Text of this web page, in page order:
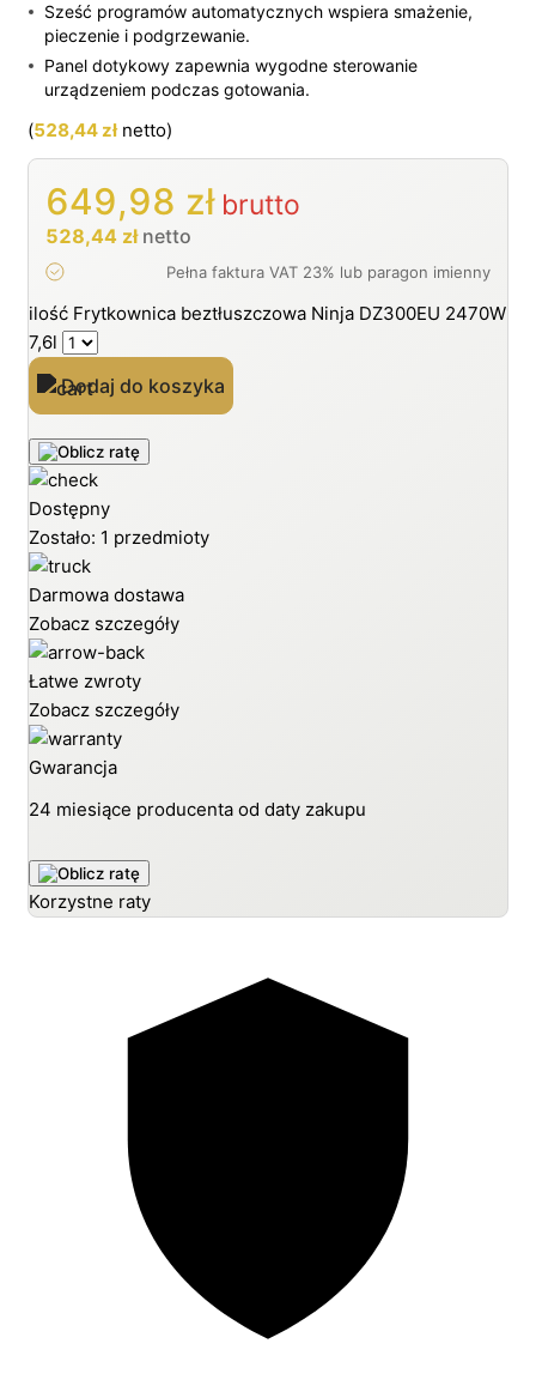
Sześć programów automatycznych wspiera smażenie,
pieczenie i podgrzewanie.
Panel dotykowy zapewnia wygodne sterowanie
urządzeniem podczas gotowania.
(528,44złnetto)
649,98 złbrutto
528,44 złnetto
ilość Frytkownica beztłuszczowa Ninja DZ300EU 2470W
7,6l
Dodaj do koszyka
Dostępny
Zostało: 1 przedmioty
Darmowa dostawa
Zobacz szczegóły
Łatwe zwroty
Zobacz szczegóły
Gwarancja
24 miesiące producenta od daty zakupu
Korzystne raty